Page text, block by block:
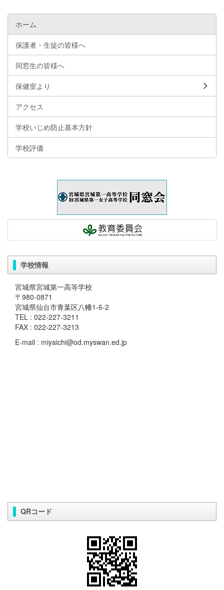
ホーム
保護者・生徒の皆様へ
同窓生の皆様へ
保健室より
アクセス
学校いじめ防止基本方針
学校評価
学校情報
宮城県宮城第一高等学校
〒980-0871
宮城県仙台市青葉区八幡1-6-2
TEL : 022-227-3211
FAX : 022-227-3213
E-mail : miyaichi@od.myswan.ed.jp
QRコード